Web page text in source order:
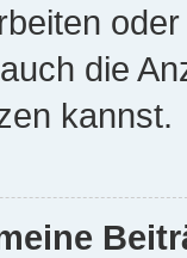
die
kannst.